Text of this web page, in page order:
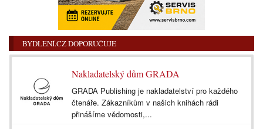
BYDLENÍ.CZ DOPORUČUJE
Nakladatelský dům GRADA
GRADA Publishing je nakladatelství pro každého
čtenáře. Zákazníkům v našich knihách rádi
přinášíme vědomosti,...